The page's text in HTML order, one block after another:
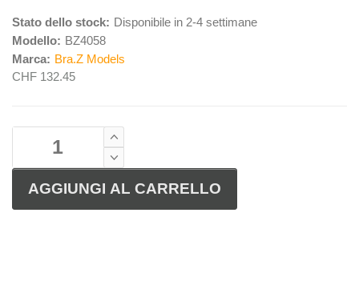
Stato dello stock: Disponibile in 2-4 settimane
Modello: BZ4058
Marca: Bra.Z Models
CHF 132.45